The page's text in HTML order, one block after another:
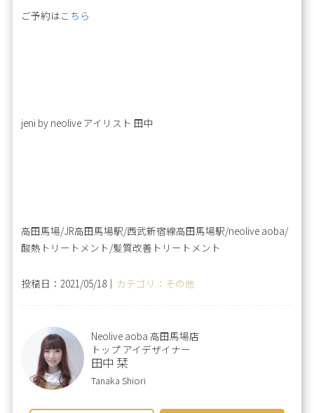
ご予約はこちら
jeni by neolive アイリスト 田中
高田馬場/JR高田馬場駅/西武新宿線高田馬場駅/neolive aoba/
酸熱トリートメント/髪質改善トリートメント
投稿日：2021/05/18｜ カテゴリ：その他
Neolive aoba 高田馬場店
トップ アイデザイナー
田中 栞
Tanaka Shiori